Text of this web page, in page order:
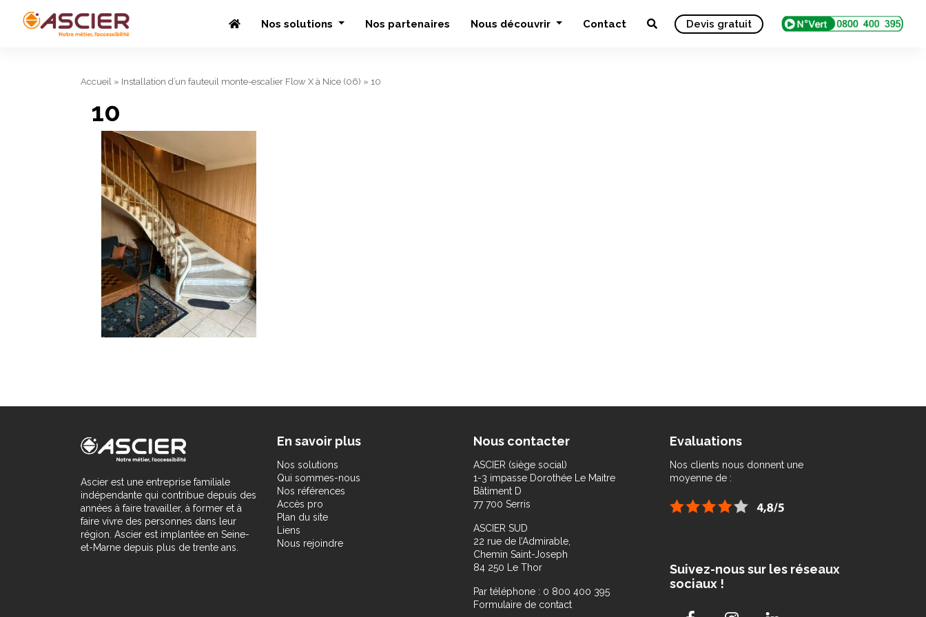
Nos solutions Nos partenaires Nous découvrir Contact Devis gratuit
Accueil » Installation d’un fauteuil monte-escalier Flow X à Nice (06) » 10
10
Ascier est une entreprise familiale
indépendante qui contribue depuis des
années à faire travailler, à former et à
faire vivre des personnes dans leur
région. Ascier est implantée en Seine-
et-Marne depuis plus de trente ans.
En savoir plus
Nos solutions
Qui sommes-nous
Nos références
Accès pro
Plan du site
Liens
Nous rejoindre
Nous contacter
ASCIER (siège social)
1-3 impasse Dorothée Le Maitre
Bâtiment D
77 700 Serris
ASCIER SUD
22 rue de l’Admirable,
Chemin Saint-Joseph
84 250 Le Thor
Par téléphone : 0 800 400 395
Formulaire de contact
Evaluations
Nos clients nous donnent une
moyenne de :
Suivez-nous sur les réseaux
sociaux !